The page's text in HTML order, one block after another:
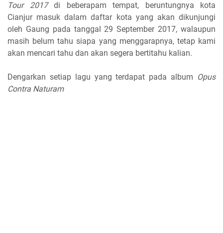
Tour 2017
di beberapam tempat, beruntungnya kota
Cianjur masuk dalam daftar kota yang akan dikunjungi
oleh Gaung pada tanggal 29 September 2017, walaupun
masih belum tahu siapa yang menggarapnya, tetap kami
akan mencari tahu dan akan segera bertitahu kalian.
Dengarkan setiap lagu yang terdapat pada album Opus
Contra Naturam